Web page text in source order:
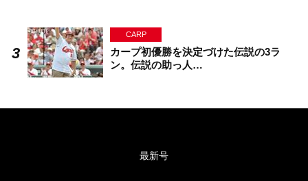
CARP
カープ初優勝を決定づけた伝説の3ラ
ン。伝説の助っ人…
最新号